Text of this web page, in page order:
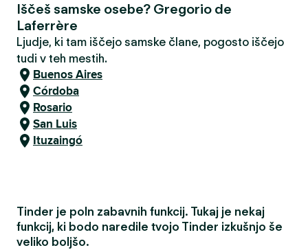
Iščeš samske osebe? Gregorio de
Laferrère
Ljudje, ki tam iščejo samske člane, pogosto iščejo
tudi v teh mestih.
Buenos Aires
Córdoba
Rosario
San Luis
Ituzaingó
Tinder je poln zabavnih funkcij. Tukaj je nekaj
funkcij, ki bodo naredile tvojo Tinder izkušnjo še
veliko boljšo.